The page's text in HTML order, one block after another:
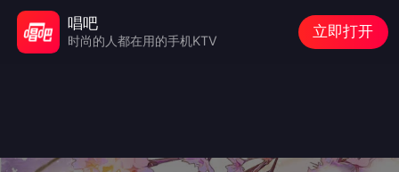
唱吧
时尚的人都在用的手机KTV
立即打开